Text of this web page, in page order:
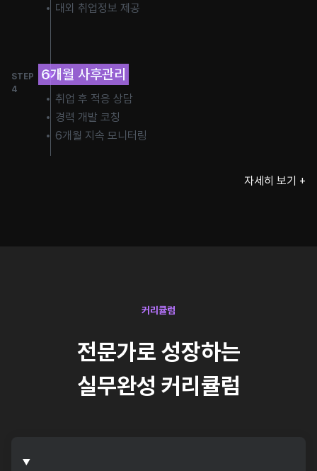
대외 취업정보 제공
STEP
4
6개월 사후관리
취업 후 적응 상담
경력 개발 코칭
6개월 지속 모니터링
자세히 보기 +
커리큘럼
전문가로 성장하는
실무완성 커리큘럼